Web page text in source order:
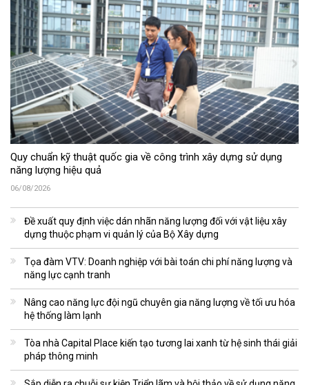
Quy chuẩn kỹ thuật quốc gia về công trình xây dựng sử dụng
năng lượng hiệu quả
06/08/2026
Đề xuất quy định việc dán nhãn năng lượng đối với vật liệu xây
dựng thuộc phạm vi quản lý của Bộ Xây dựng
Tọa đàm VTV: Doanh nghiệp với bài toán chi phí năng lượng và
năng lực cạnh tranh
Nâng cao năng lực đội ngũ chuyên gia năng lượng về tối ưu hóa
hệ thống làm lạnh
Tòa nhà Capital Place kiến tạo tương lai xanh từ hệ sinh thái giải
pháp thông minh